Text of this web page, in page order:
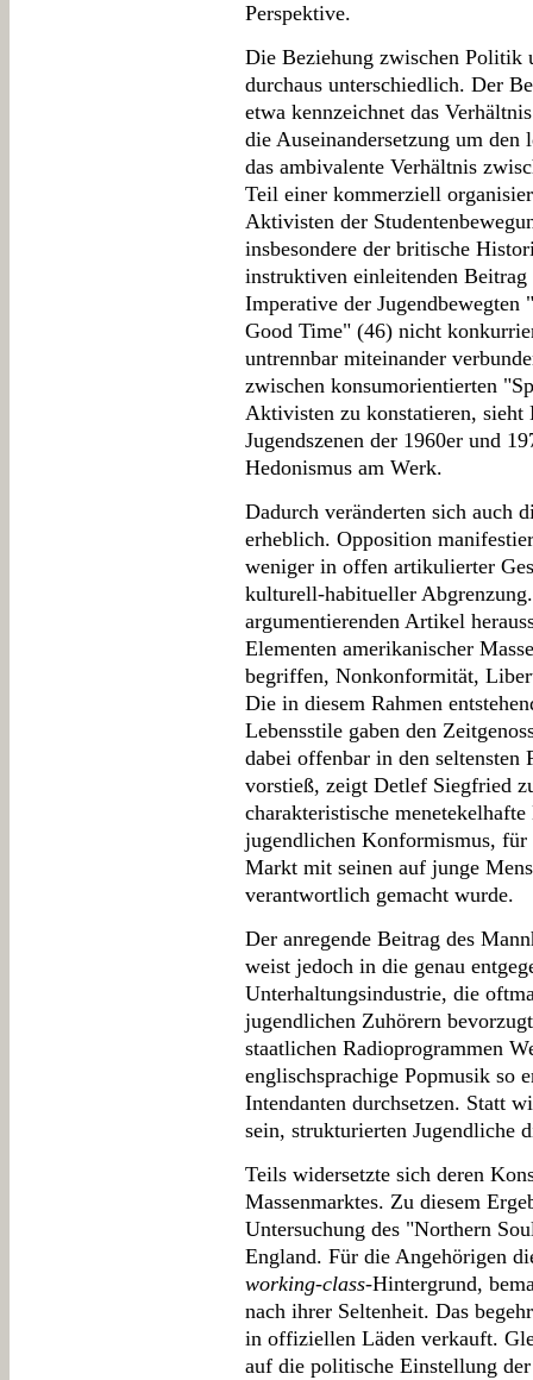
Perspektive.
Die Beziehung zwischen Politik
durchaus unterschiedlich. Der
etwa kennzeichnet das
die Auseinandersetzung um
das ambivalente Verhältnis
Teil einer kommerziell
Aktivisten der
insbesondere der britische
instruktiven einleitenden
Imperative der
Good Time" (46) nicht
untrennbar miteinander
zwischen konsumorientierten
Aktivisten zu konstatieren,
Jugendszenen der 1960er und
Hedonismus am Werk.
Dadurch veränderten sich auch
erheblich. Opposition
weniger in offen artikulierter
kulturell-habitueller
argumentierenden Artikel
Elementen amerikanischer
begriffen, Nonkonformität,
Die in diesem Rahmen
Lebensstile gaben den
dabei offenbar in den seltensten
vorstieß, zeigt Detlef Siegfried
charakteristische
jugendlichen Konformismus, für
Markt mit seinen auf junge
verantwortlich gemacht wurde.
Der anregende Beitrag des
weist jedoch in die genau
Unterhaltungsindustrie, die
jugendlichen Zuhörern
staatlichen Radioprogrammen
englischsprachige Popmusik so
Intendanten durchsetzen. Statt
sein, strukturierten Jugendliche
Teils widersetzte sich deren
Massenmarktes. Zu diesem
Untersuchung des "Northern
England. Für die Angehörigen
working-class-Hintergrund,
nach ihrer Seltenheit. Das
in offiziellen Läden verkauft.
auf die politische Einstellung